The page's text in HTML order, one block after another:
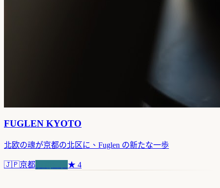
FUGLEN KYOTO
北欧の魂が京都の北区に、Fuglen の新たな一歩
🇯🇵京都 ★ 4